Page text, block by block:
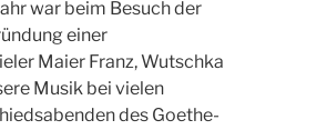
war beim Besuch der
einer
Maier Franz, Wutschka
Musik bei vielen
des Goethe-